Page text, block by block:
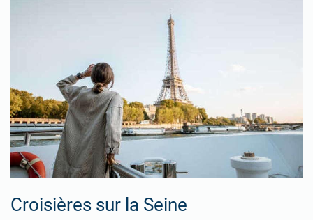
Croisières sur la Seine